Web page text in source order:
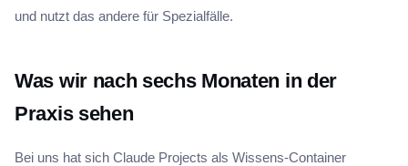
und nutzt das andere für Spezialfälle.
Was wir nach sechs Monaten in der
Praxis sehen
Bei uns hat sich Claude Projects als Wissens-Container